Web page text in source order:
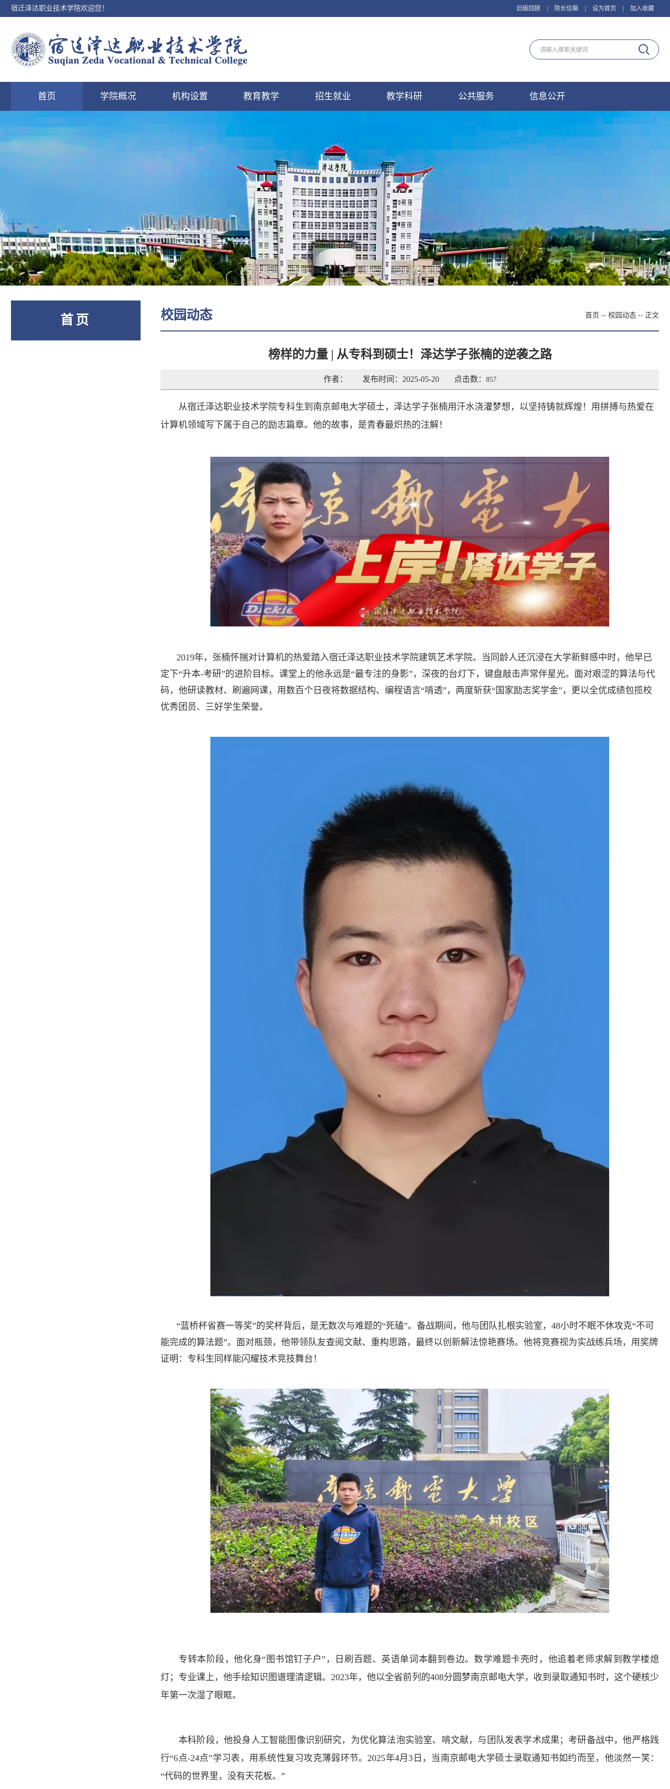
宿迁泽达职业技术学院欢迎您！ 旧版回顾 院长信箱 设为首页 加入收藏
首页 学院概况 机构设置 教育教学 招生就业 教学科研 公共服务 信息公开
首页 校园动态 首页 -- 校园动态 -- 正文
榜样的力量 | 从专科到硕士！泽达学子张楠的逆袭之路
作者： 发布时间：2025-05-20 点击数： 857
从宿迁泽达职业技术学院专科生到南京邮电大学硕士，泽达学子张楠用汗水浇灌梦想，以坚持铸就辉煌！用拼搏与热爱在
计算机领域写下属于自己的励志篇章。他的故事，是青春最炽热的注解！
2019年，张楠怀揣对计算机的热爱踏入宿迁泽达职业技术学院建筑艺术学院。当同龄人还沉浸在大学新鲜感中时，他早已
定下“升本-考研”的进阶目标。课堂上的他永远是“最专注的身影”，深夜的台灯下，键盘敲击声常伴星光。面对艰涩的算法与代
码，他研读教材、刷遍网课，用数百个日夜将数据结构、编程语言“啃透”，两度斩获“国家励志奖学金”，更以全优成绩包揽校
优秀团员、三好学生荣誉。
“蓝桥杯省赛一等奖”的奖杯背后，是无数次与难题的“死磕”。备战期间，他与团队扎根实验室，48小时不眠不休攻克“不可
能完成的算法题”。面对瓶颈，他带领队友查阅文献、重构思路，最终以创新解法惊艳赛场。他将竞赛视为实战练兵场，用奖牌
证明：专科生同样能闪耀技术竞技舞台！
专转本阶段，他化身“图书馆钉子户”，日刷百题、英语单词本翻到卷边。数学难题卡壳时，他追着老师求解到教学楼熄
灯；专业课上，他手绘知识图谱理清逻辑。2023年，他以全省前列的408分圆梦南京邮电大学，收到录取通知书时，这个硬核少
年第一次湿了眼眶。
本科阶段，他投身人工智能图像识别研究，为优化算法泡实验室、啃文献，与团队发表学术成果；考研备战中，他严格践
行“6点-24点”学习表，用系统性复习攻克薄弱环节。2025年4月3日，当南京邮电大学硕士录取通知书如约而至，他淡然一笑：
“代码的世界里，没有天花板。”